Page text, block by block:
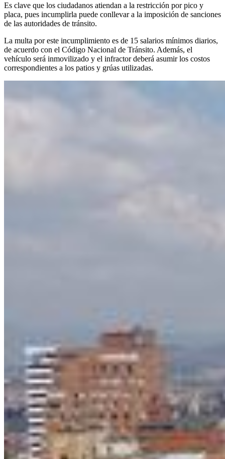
Es clave que los ciudadanos atiendan a la restricción por pico y
placa, pues incumplirla puede conllevar a la imposición de sanciones
de las autoridades de tránsito.
La multa por este incumplimiento es de 15 salarios mínimos diarios,
de acuerdo con el Código Nacional de Tránsito. Además, el
vehículo será inmovilizado y el infractor deberá asumir los costos
correspondientes a los patios y grúas utilizadas.